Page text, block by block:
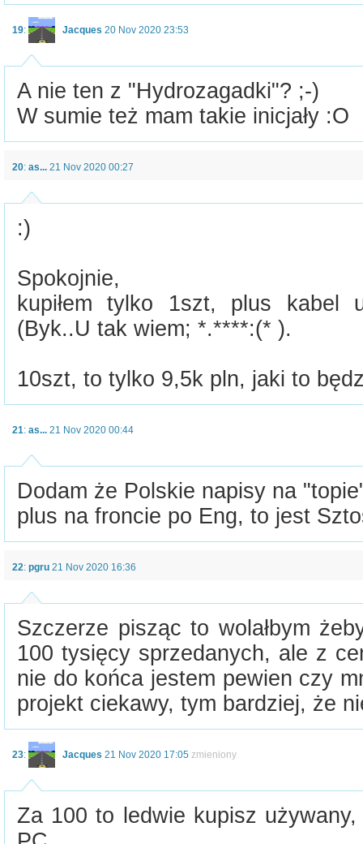
19: Jacques 20 Nov 2020 23:53
A nie ten z "Hydrozagadki"? ;-)
W sumie też mam takie inicjały :O
20: as... 21 Nov 2020 00:27
:)
Spokojnie,
kupiłem tylko 1szt, plus kabel
(Byk..U tak wiem; *.****:(* ).
10szt, to tylko 9,5k pln, jaki to
21: as... 21 Nov 2020 00:44
Dodam że Polskie napisy na
plus na froncie po Eng, to jest
22: pgru 21 Nov 2020 16:36
Szczerze pisząc to wolałbym
100 tysięcy sprzedanych, ale z
nie do końca jestem pewien czy
projekt ciekawy, tym bardziej, że
23: Jacques 21 Nov 2020 17:05 zmieniony
Za 100 to ledwie kupisz